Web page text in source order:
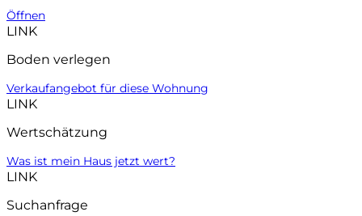
Öffnen
LINK
Boden verlegen
Verkaufangebot für diese Wohnung
LINK
Wertschätzung
Was ist mein Haus jetzt wert?
LINK
Suchanfrage